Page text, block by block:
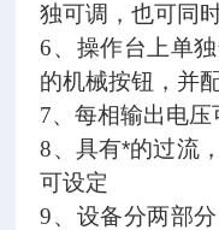
独可调，也可同
6、操作台上单
的机械按钮，并
7、每相输出电压
8、具有*的过流
可设定
9、设备分两部